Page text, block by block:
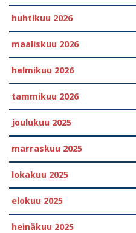
huhtikuu 2026
maaliskuu 2026
helmikuu 2026
tammikuu 2026
joulukuu 2025
marraskuu 2025
lokakuu 2025
elokuu 2025
heinäkuu 2025